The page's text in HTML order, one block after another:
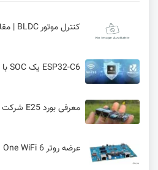
کنترل موتور BLDC | مقایسه 6-Step، سینوسی و FOC
ESP32-C6 یک SOC با وای فای 6 و بلوتوث 5 برای دستگاه‌های IOT
معرفی بورد E25 شرکت Radxa همراه سوییچ 2.5GbE و روتر WiFi 6
عرضه روتر OpenWrt One WiFi 6 مجهز به تراشه Filogic 820 SoC به بازار